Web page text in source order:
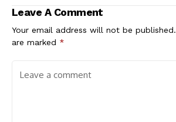
Leave A Comment
Your email address will not be published.
are marked *